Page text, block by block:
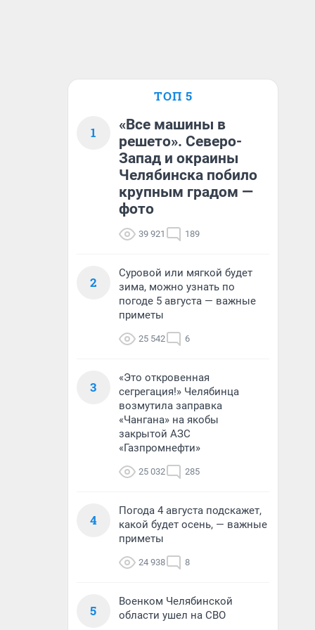
ТОП 5
1
«Все машины в
решето». Северо-
Запад и окраины
Челябинска побило
крупным градом —
фото
39 921 189
2
Суровой или мягкой будет
зима, можно узнать по
погоде 5 августа — важные
приметы
25 542 6
3
«Это откровенная
сегрегация!» Челябинца
возмутила заправка
«Чангана» на якобы
закрытой АЗС
«Газпромнефти»
25 032 285
4
Погода 4 августа подскажет,
какой будет осень, — важные
приметы
24 938 8
5
Военком Челябинской
области ушел на СВО